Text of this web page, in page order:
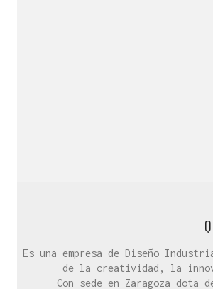
Es una empresa de Diseño
de la creatividad, la
Con sede en Zaragoza